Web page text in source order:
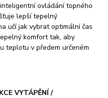
ovládání topného
lepší tepelný
učí jak vybrat optimální čas
komfort tak, aby
teplotu v předem určeném
VYTÁPĚNÍ /